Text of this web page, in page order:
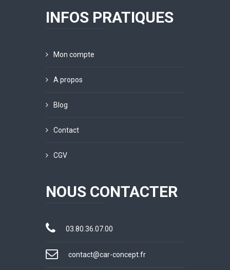
INFOS PRATIQUES
Mon compte
A propos
Blog
Contact
CGV
NOUS CONTACTER
03.80.36.07.00
contact@car-concept.fr